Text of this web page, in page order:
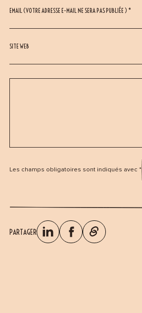
EMAIL (VOTRE ADRESSE E-MAIL NE SERA PAS PUBLIÉE ) *
SITE WEB
Les champs obligatoires sont indiqués avec *
PARTAGER